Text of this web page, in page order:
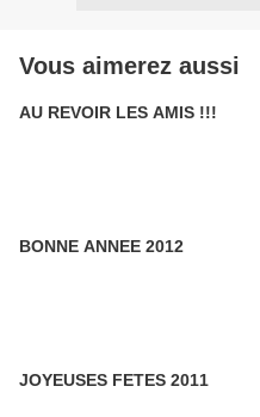
Vous aimerez aussi
AU REVOIR LES AMIS !!!
BONNE ANNEE 2012
JOYEUSES FETES 2011